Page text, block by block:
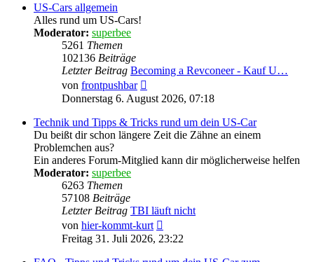
US-Cars allgemein
Alles rund um US-Cars!
Moderator: superbee
5261 Themen
102136 Beiträge
Letzter Beitrag Becoming a Revconeer - Kauf U…
von frontpushbar
Beitrag
Donnerstag 6. August 2026, 07:18
Technik und Tipps & Tricks rund um dein US-Car
Du beißt dir schon längere Zeit die Zähne an einem
Problemchen aus?
Ein anderes Forum-Mitglied kann dir möglicherweise helfen
Moderator: superbee
6263 Themen
57108 Beiträge
Letzter Beitrag TBI läuft nicht
von hier-kommt-kurt
Beitrag
Freitag 31. Juli 2026, 23:22